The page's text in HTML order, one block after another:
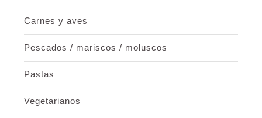
Carnes y aves
Pescados / mariscos / moluscos
Pastas
Vegetarianos